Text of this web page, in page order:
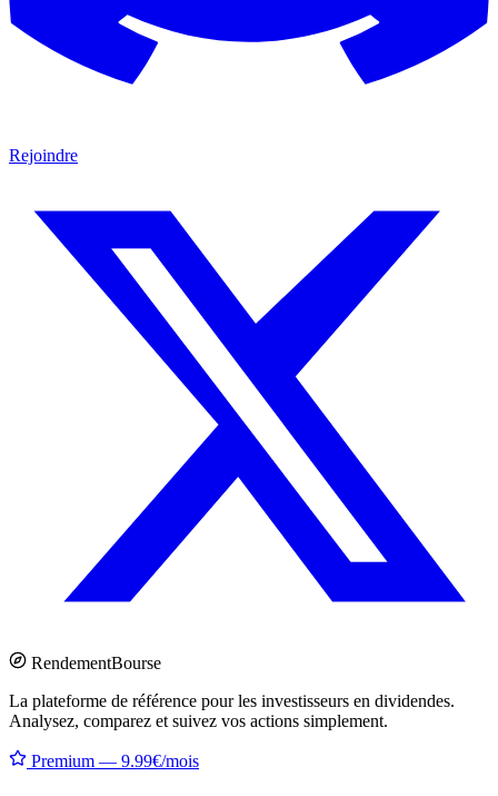
Rejoindre
RendementBourse
La plateforme de référence pour les investisseurs en dividendes.
Analysez, comparez et suivez vos actions simplement.
Premium — 9.99€/mois